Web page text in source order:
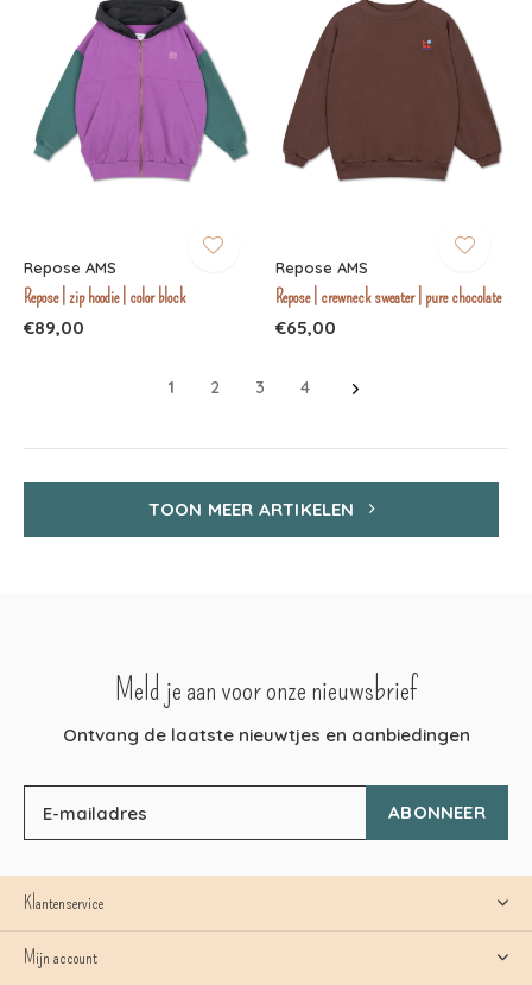
Repose AMS
Repose | zip hoodie | color block
€89,00
Repose AMS
Repose | crewneck sweater | pure chocolate
€65,00
1 2 3 4
TOON MEER ARTIKELEN
Meld je aan voor onze nieuwsbrief
Ontvang de laatste nieuwtjes en aanbiedingen
ABONNEER
Klantenservice
Mijn account